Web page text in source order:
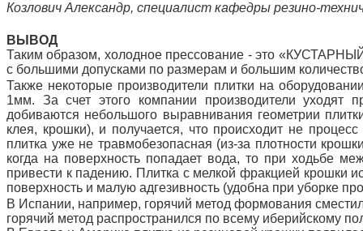
Козлович Александр, специалист кафедры резино-
ВЫВОД
Таким образом, холодное прессование - это
с большими допусками по размерам и большим
Также некоторые производители плитки на
1мм. За счет этого компании производители уходят
добиваются небольшого выравнивания геометрии
клея, крошки), и получается, что происходит не
плитка уже не травмобезопасная (из-за плотности
когда на поверхность попадает вода, то при ходьбе
привести к падению. Плитка с мелкой фракцией крошки
поверхность и малую адгезивность (удобна при уборке
В Испании, например, горячий метод формования
горячий метод распространился по всему иберийскому